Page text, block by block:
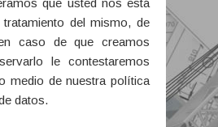
tratamiento del mismo, de
caso de que creamos
le contestaremos
medio de nuestra política
datos.